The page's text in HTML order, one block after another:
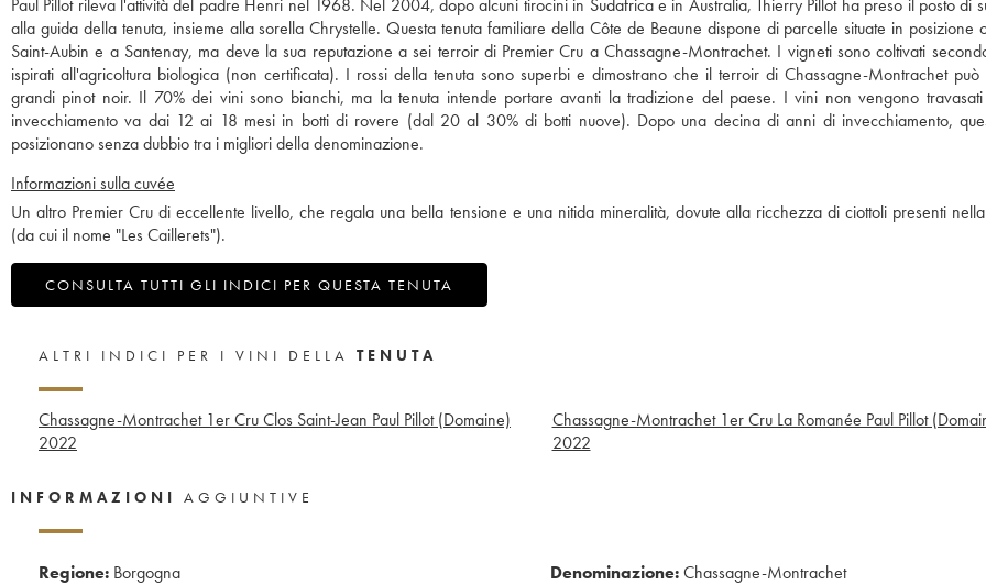
Paul Pillot rileva l'attività del padre Henri nel 1968. Nel 2004, dopo alcuni tirocini in Sudafrica e in Australia, Thierry Pillot ha preso il posto di
alla guida della tenuta, insieme alla sorella Chrystelle. Questa tenuta familiare della Côte de Beaune dispone di parcelle situate in posizione
Saint-Aubin e a Santenay, ma deve la sua reputazione a sei terroir di Premier Cru a Chassagne-Montrachet. I vigneti sono coltivati
ispirati all'agricoltura biologica (non certificata). I rossi della tenuta sono superbi e dimostrano che il terroir di Chassagne-Montrachet può
grandi pinot noir. Il 70% dei vini sono bianchi, ma la tenuta intende portare avanti la tradizione del paese. I vini non vengono
invecchiamento va dai 12 ai 18 mesi in botti di rovere (dal 20 al 30% di botti nuove). Dopo una decina di anni di invecchiamento,
posizionano senza dubbio tra i migliori della denominazione.
Informazioni sulla cuvée
Un altro Premier Cru di eccellente livello, che regala una bella tensione e una nitida mineralità, dovute alla ricchezza di ciottoli presenti
(da cui il nome "Les Caillerets").
CONSULTA TUTTI GLI INDICI PER QUESTA TENUTA
ALTRI INDICI PER I VINI DELLA TENUTA
Chassagne-Montrachet 1er Cru Clos Saint-Jean Paul Pillot (Domaine)
2022
Chassagne-Montrachet 1er Cru La Romanée Paul Pillot
2022
INFORMAZIONI AGGIUNTIVE
Regione: Borgogna
Denominazione:Chassagne-Montrachet